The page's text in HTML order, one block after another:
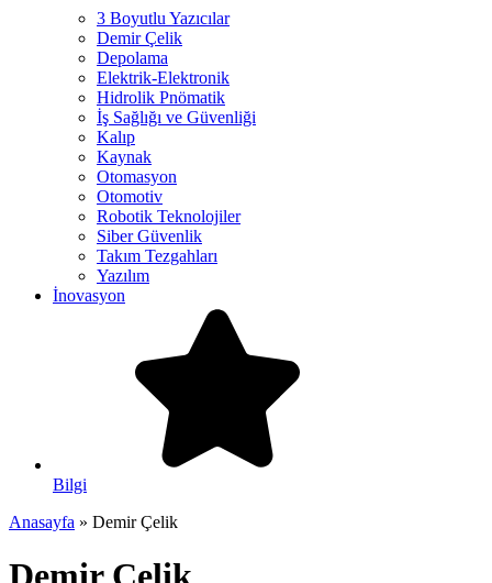
3 Boyutlu Yazıcılar
Demir Çelik
Depolama
Elektrik-Elektronik
Hidrolik Pnömatik
İş Sağlığı ve Güvenliği
Kalıp
Kaynak
Otomasyon
Otomotiv
Robotik Teknolojiler
Siber Güvenlik
Takım Tezgahları
Yazılım
İnovasyon
Bilgi
Anasayfa » Demir Çelik